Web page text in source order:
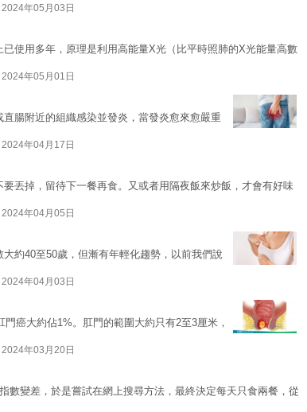
2024年05月03日
已使用多年，原理是利用高能量X光（比平時照肺的X光能量高數
2024年05月01日
腸附近的組織感染並發炎，當發炎愈來愈嚴重
2024年04月17日
丟掉，留待下一餐再食。又或者用隔夜飯來炒飯，才會有好味
2024年04月05日
約40至50歲，但漸有年輕化趨勢，以前我們說
2024年04月03日
癌大約佔1%。肛門的範圍大約只有2至3厘米，
2024年03月20日
數變差，於是嘗試在網上搜尋方法，最終決定每天只食兩餐，從